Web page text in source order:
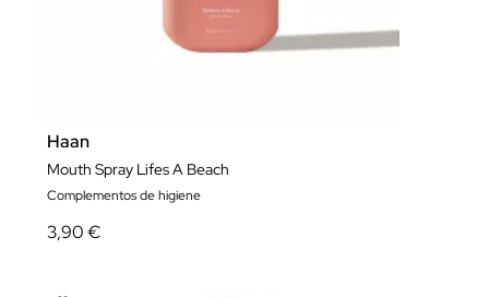
Haan
Mouth Spray Lifes A Beach
Complementos de higiene
3,90 €